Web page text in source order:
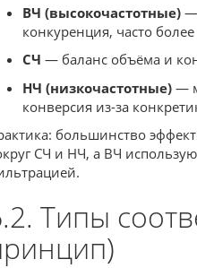
ВЧ (высокочастотные) —
конкуренция, часто
СЧ — баланс объёма и
НЧ (низкочастотные) —
конверсия из-за
большинство
СЧ и НЧ, а ВЧ
Типы